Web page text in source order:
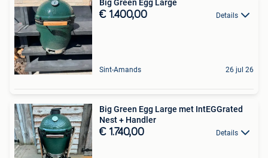
Big Green Egg Large
€ 1.400,00 Details
Sint-Amands 26 jul 26
Big Green Egg Large met IntEGGrated
Nest + Handler
€ 1.740,00 Details